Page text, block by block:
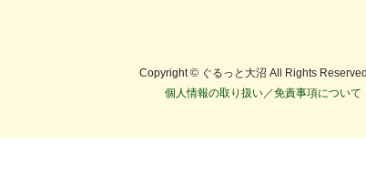
Copyright © ぐるっと大沼 All Rights
個人情報の取り扱い／免責事項について